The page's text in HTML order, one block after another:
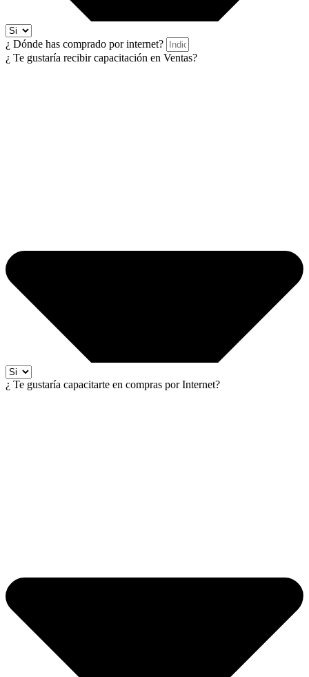
¿ Dónde has comprado por internet?
¿ Te gustaría recibir capacitación en Ventas?
¿ Te gustaría capacitarte en compras por Internet?